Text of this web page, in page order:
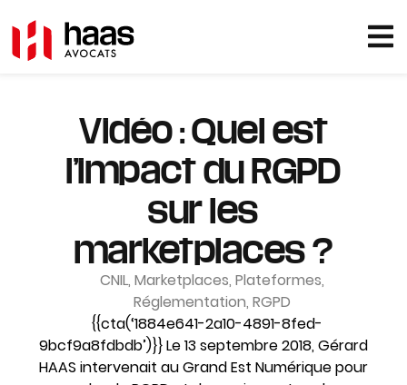
Vidéo : Quel est
l’impact du RGPD
sur les
marketplaces ?
CNIL, Marketplaces, Plateformes,
Réglementation, RGPD
{{cta(‘1884e641-2a10-4891-8fed-
9bcf9a8fdbdb’)}} Le 13 septembre 2018, Gérard
HAAS intervenait au Grand Est Numérique pour